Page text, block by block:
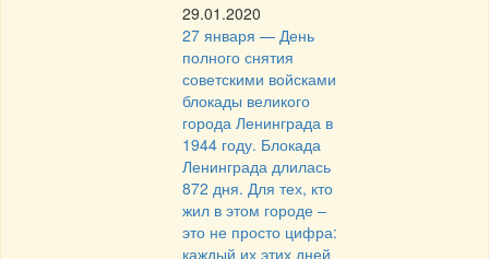
29.01.2020
27 января — День
полного снятия
советскими войсками
блокады великого
города Ленинграда в
1944 году. Блокада
Ленинграда длилась
872 дня. Для тех, кто
жил в этом городе –
это не просто цифра:
каждый их этих дней